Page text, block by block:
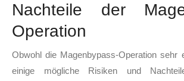
Nachteile der
Operation
Obwohl die Magenbypass-Operation sehr
einige mögliche Risiken und